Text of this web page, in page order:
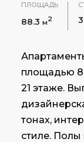
ПЛОЩАДЬ
88.3 м2
площадью
21 этаже.
тонах,
стиле.